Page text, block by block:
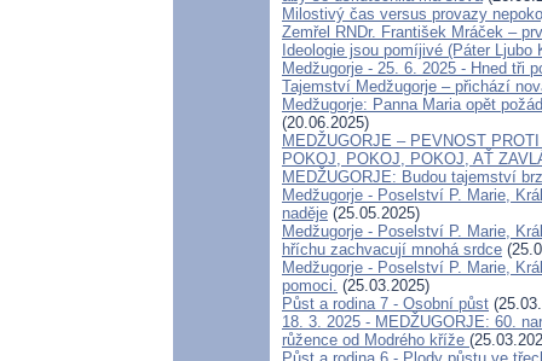
Milostivý čas versus provazy
Zemřel RNDr. František Mráček –
Ideologie jsou pomíjivé (Páter Ljubo
Medžugorje - 25. 6. 2025 - Hned
Tajemství Medžugorje – přichází
Medžugorje: Panna Maria opět
(20.06.2025)
MEDŽUGORJE – PEVNOST
POKOJ, POKOJ, POKOJ, AŤ
MEDŽUGORJE: Budou tajemství
Medžugorje - Poselství P. Marie,
naděje (25.05.2025)
Medžugorje - Poselství P. Marie,
hříchu zachvacují mnohá srdce
Medžugorje - Poselství P. Marie,
pomoci. (25.03.2025)
Půst a rodina 7 - Osobní půst
18. 3. 2025 - MEDŽUGORJE: 60.
růžence od Modrého kříže